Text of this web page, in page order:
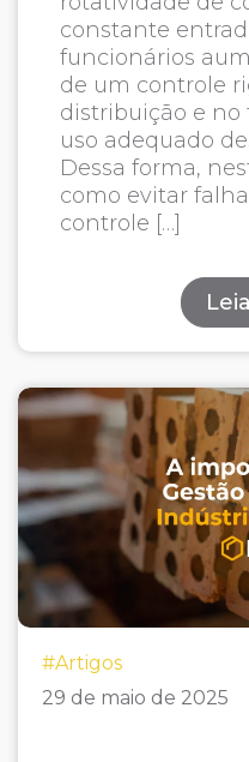
constante
funcionários
de um controle
distribuição e
uso adequado
Dessa forma,
como evitar
controle […]
#Artigos
29 de maio de 2025